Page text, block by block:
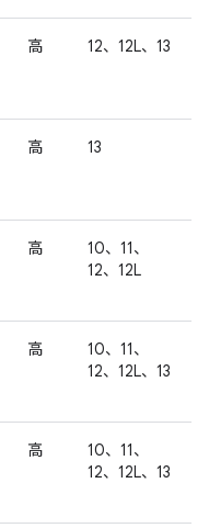
高 12、12L、13
高 13
高
10、11、
12、12L
高
10、11、
12、12L、13
高
10、11、
12、12L、13